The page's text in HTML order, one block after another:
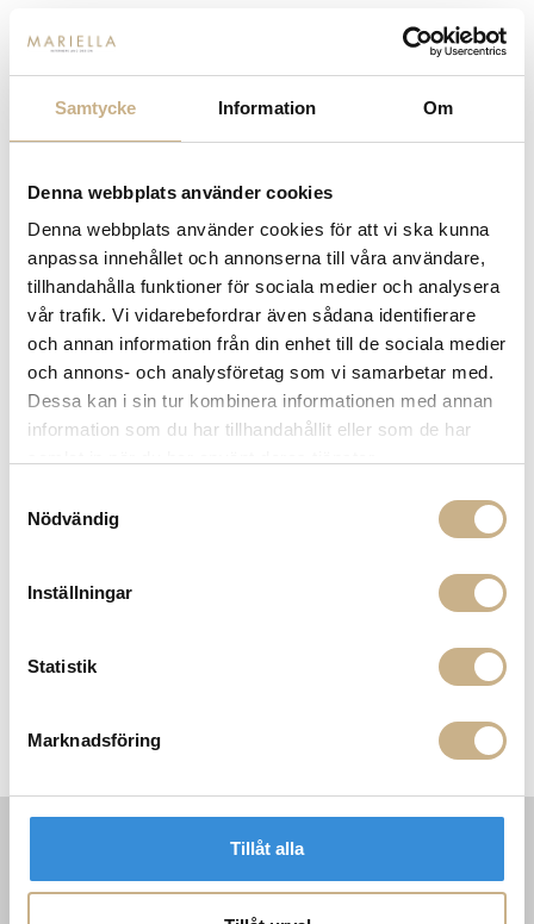
Samtycke Information Om
Denna webbplats använder cookies
Denna webbplats använder cookies för att vi ska kunna
anpassa innehållet och annonserna till våra användare,
tillhandahålla funktioner för sociala medier och analysera
vår trafik. Vi vidarebefordrar även sådana identifierare
och annan information från din enhet till de sociala medier
och annons- och analysföretag som vi samarbetar med.
Dessa kan i sin tur kombinera informationen med annan
information som du har tillhandahållit eller som de har
Nödvändig
Inställningar
Statistik
Marknadsföring
Tillåt alla
BLANDARE SINGEL - TARA BLANDARE HÖG - TARA